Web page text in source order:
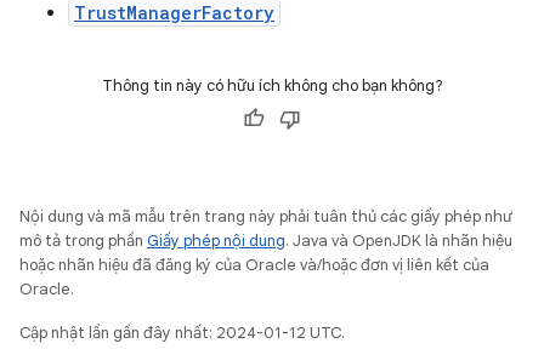
TrustManagerFactory
Thông tin này có hữu ích không cho bạn không?
Nội dung và mã mẫu trên trang này phải tuân thủ các giấy phép như
mô tả trong phần Giấy phép nội dung. Java và OpenJDK là nhãn hiệu
hoặc nhãn hiệu đã đăng ký của Oracle và/hoặc đơn vị liên kết của
Oracle.
Cập nhật lần gần đây nhất: 2024-01-12 UTC.